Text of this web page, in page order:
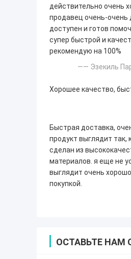
действительно очень
продавец очень-очень
доступен и готов
супер быстрой и
рекомендую на 100%
—— Эзекиль
Хорошее качество,
Быстрая доставка,
продукт выглядит так,
сделан из
материалов. я еще не
выглядит очень
покупкой.
ОСТАВЬТЕ НАМ